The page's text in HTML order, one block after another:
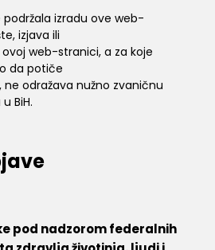
podržala izradu ove web-
izjava ili
web-stranici, a za koje
da potiče
ne odražava nužno zvaničnu
BiH.
pod nadzorom federalnih